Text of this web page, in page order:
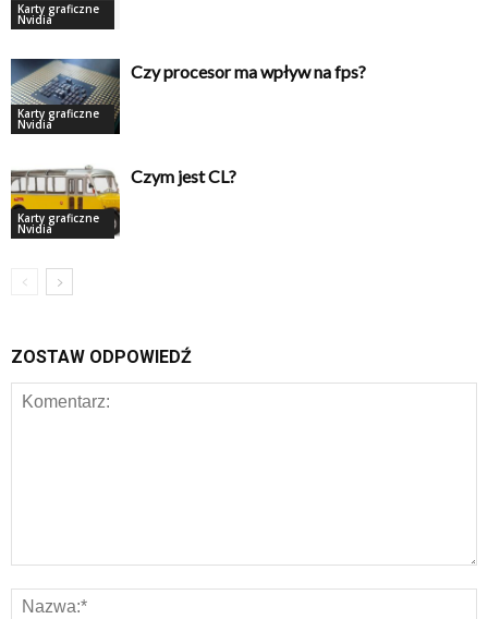
Karty graficzne
Nvidia
Karty graficzne
Nvidia
Czy procesor ma wpływ na fps?
Karty graficzne
Nvidia
Czym jest CL?
ZOSTAW ODPOWIEDŹ